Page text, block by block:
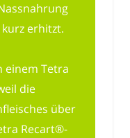
erhitzt.
einem Tetra
die
über
Recart®-